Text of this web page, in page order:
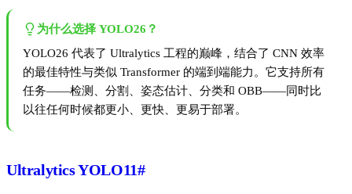
为什么选择 YOLO26？
YOLO26 代表了 Ultralytics 工程的巅峰，结合了 CNN 效率
的最佳特性与类似 Transformer 的端到端能力。它支持所有
任务——检测、分割、姿态估计、分类和 OBB——同时比
以往任何时候都更小、更快、更易于部署。
Ultralytics YOLO11#